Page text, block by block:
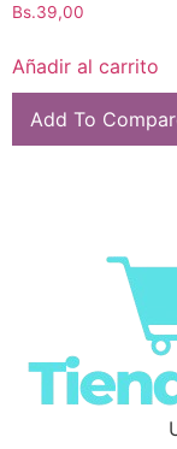
Bs.39,00
Añadir al carrito
Add To